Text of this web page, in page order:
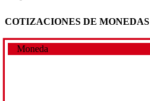
COTIZACIONES DE MONEDAS
Moneda